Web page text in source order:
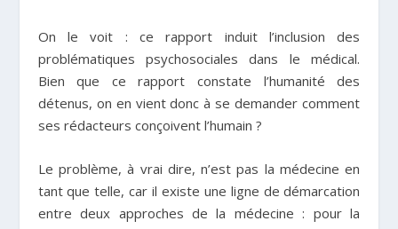
On le voit : ce rapport induit l’inclusion des
problématiques psychosociales dans le médical.
Bien que ce rapport constate l’humanité des
détenus, on en vient donc à se demander comment
ses rédacteurs conçoivent l’humain ?
Le problème, à vrai dire, n’est pas la médecine en
tant que telle, car il existe une ligne de démarcation
entre deux approches de la médecine : pour la